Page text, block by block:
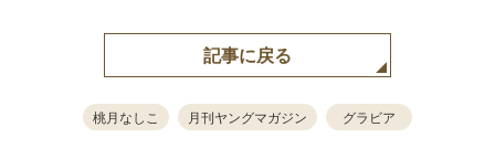
記事に戻る
桃月なしこ 月刊ヤングマガジン グラビア